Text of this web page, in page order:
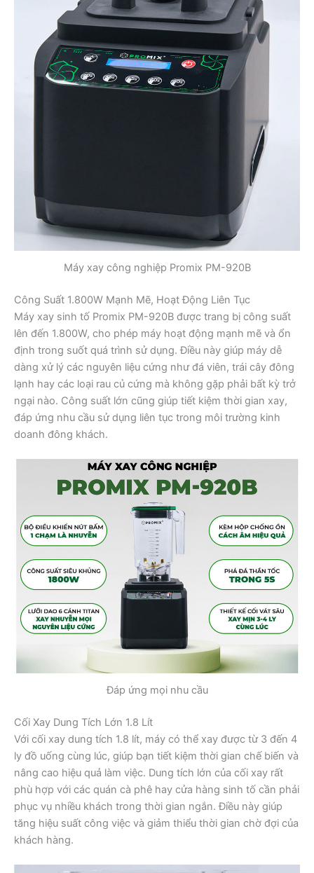
Máy xay công nghiệp Promix PM-920B
Công Suất 1.800W Mạnh Mẽ, Hoạt Động Liên Tục
Máy xay sinh tố Promix PM-920B được trang bị công suất
lên đến 1.800W, cho phép máy hoạt động mạnh mẽ và ổn
định trong suốt quá trình sử dụng. Điều này giúp máy dễ
dàng xử lý các nguyên liệu cứng như đá viên, trái cây đông
lạnh hay các loại rau củ cứng mà không gặp phải bất kỳ trở
ngại nào. Công suất lớn cũng giúp tiết kiệm thời gian xay,
đáp ứng nhu cầu sử dụng liên tục trong môi trường kinh
doanh đông khách.
Đáp ứng mọi nhu cầu
Cối Xay Dung Tích Lớn 1.8 Lít
Với cối xay dung tích 1.8 lít, máy có thể xay được từ 3 đến 4
ly đồ uống cùng lúc, giúp bạn tiết kiệm thời gian chế biến và
nâng cao hiệu quả làm việc. Dung tích lớn của cối xay rất
phù hợp với các quán cà phê hay cửa hàng sinh tố cần phải
phục vụ nhiều khách trong thời gian ngắn. Điều này giúp
tăng hiệu suất công việc và giảm thiểu thời gian chờ đợi của
khách hàng.